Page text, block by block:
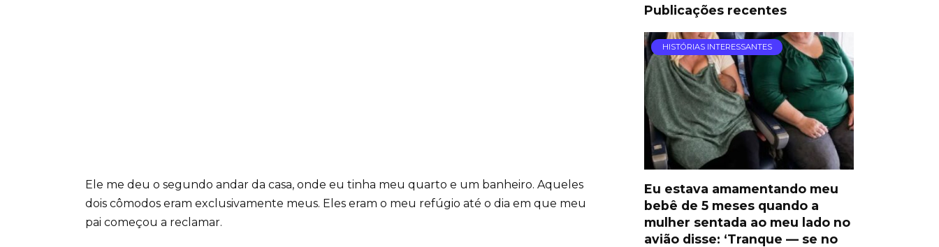
Ele me deu o segundo andar da casa, onde eu tinha meu quarto e um banheiro. Aqueles
dois cômodos eram exclusivamente meus. Eles eram o meu refúgio até o dia em que meu
pai começou a reclamar.
Publicações recentes
HISTÓRIAS INTERESSANTES
Eu estava amamentando meu
bebê de 5 meses quando a
mulher sentada ao meu lado no
avião disse: ‘Tranque — se no